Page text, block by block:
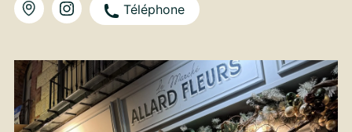
Téléphone